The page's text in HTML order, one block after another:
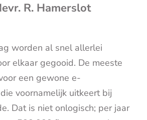
R. Hamerslot
worden al snel allerlei
elkaar gegooid. De meeste
een gewone e-
voornamelijk uitkeert bij
Dat is niet onlogisch; per jaar